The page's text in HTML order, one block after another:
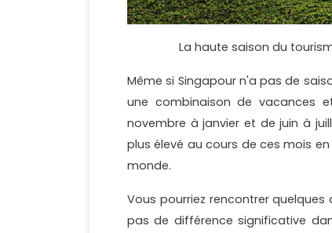
La haute saison du
Même si Singapour n'a pas de
une combinaison de vacances
novembre à janvier et de juin à
plus élevé au cours de ces mois
monde.
Vous pourriez rencontrer
pas de différence significative